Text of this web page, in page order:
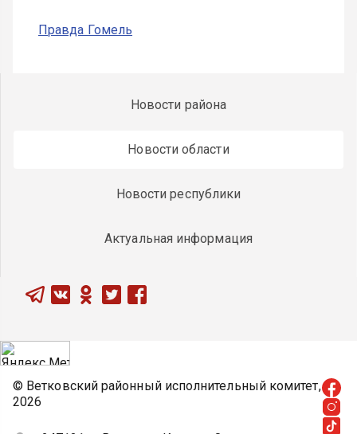
Правда Гомель
Новости района
Новости области
Новости республики
Актуальная информация
© Ветковский районный исполнительный комитет,
2026